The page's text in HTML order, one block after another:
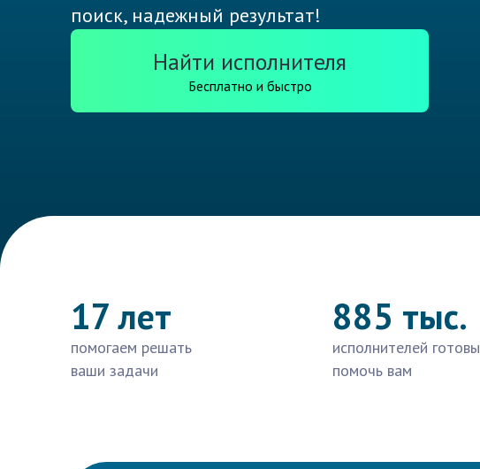
поиск, надежный результат!
Найти исполнителя
Бесплатно и быстро
17 лет
помогаем решать
ваши задачи
885 тыс.
исполнителей готовы
помочь вам